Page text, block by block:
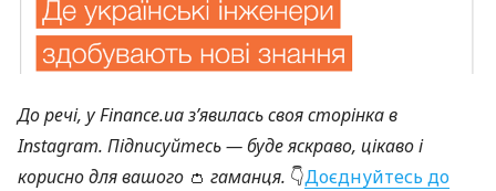
До речі, у Finance.uaз’явилась своя сторінкав
Instagram. Підписуйтесь — буде яскраво, цікаво і
корисно для вашого 👛 гаманця. 👇Доєднуйтесь до